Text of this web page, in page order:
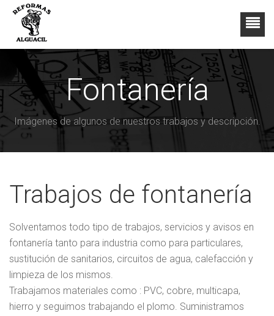
Fontanería
Imágenes de algunos de nuestros trabajos y descripción.
Trabajos de fontanería
Solventamos todo tipo de trabajos, servicios y avisos en
fontanería tanto para industria como para particulares,
sustitución de sanitarios, circuitos de agua, calefacción y
limpieza de los mismos.
Trabajamos materiales como : PVC, cobre, multicapa,
hierro y seguimos trabajando el plomo. Suministramos